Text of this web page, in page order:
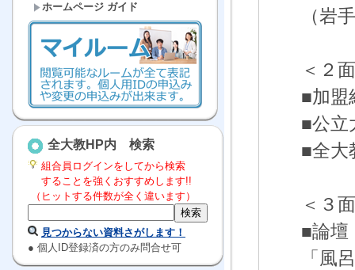
ホームページ ガイド
全大教HP内 検索
組合員ログインをしてから検索
することを強くおすすめします!!
（ヒットする件数が全く違います）
見つからない資料さがします！
● 個人ID登録済の方のみ問合せ可
（岩
＜２
■加盟
■公立
■全大
＜３
■論壇
「風